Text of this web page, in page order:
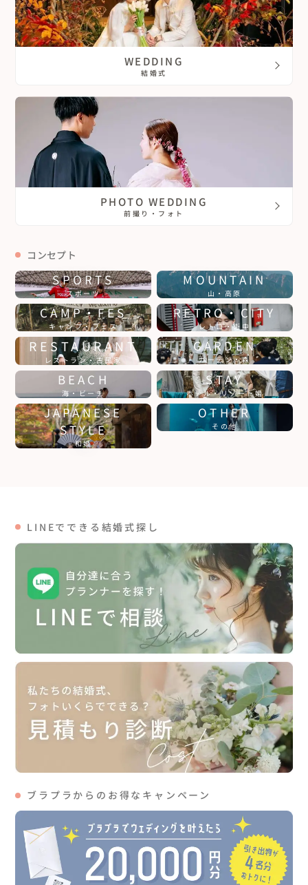
WEDDING
結婚式
PHOTO WEDDING
前撮り・フォト
コンセプト
SPORTS
スポーツ
MOUNTAIN
山・高原
CAMP・FES
キャンプ・フェス
RETRO・CITY
レトロ・街中
RESTAURANT
レストラン・古民家
GARDEN
ガーデン・森
BEACH
海・ビーチ
STAY
ホテル・リゾート婚
JAPANESE
STYLE
和婚
OTHER
その他
LINEでできる結婚式探し
ブラプラからのお得なキャンペーン